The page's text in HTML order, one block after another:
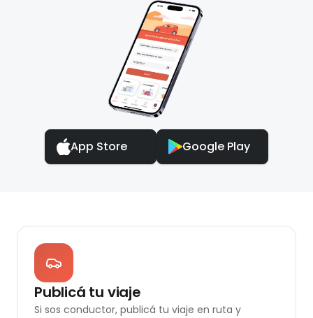
App Store Google Play
Publicá tu viaje
Si sos conductor, publicá tu viaje en ruta y